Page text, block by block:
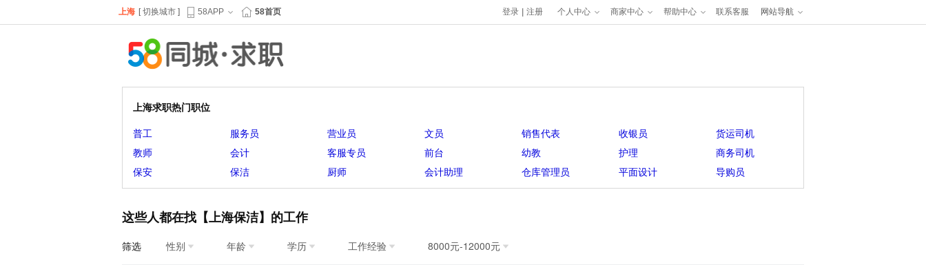
上海 [ 切换城市 ] 58APP 58首页 登录 注册 个人中心 商家中心 帮助中心 联系客服 网站导航
上海求职热门职位
普工 服务员 营业员 文员 销售代表 收银员
货运司机
教师
会计 客服专员 前台 幼教 护理
商务司机
保安
保洁 厨师 会计助理 仓库管理员 平面设计 导购员
这些人都在找【上海保洁】的工作
筛选 性别 年龄 学历 工作经验 8000元-12000元